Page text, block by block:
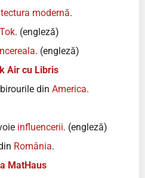
modernă.
. (engleză)
. (engleză)
Air cu Libris
din America.
influencerii. (engleză)
România.
MatHaus